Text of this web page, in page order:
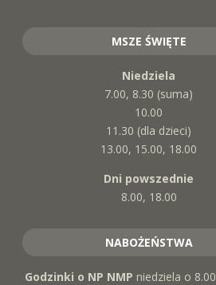
MSZE ŚWIĘTE
Niedziela
7.00, 8.30 (suma)
10.00
11.30 (dla dzieci)
13.00, 15.00, 18.00
Dni powszednie
8.00, 18.00
NABOŻEŃSTWA
Godzinki o NP NMP niedziela o 8.00